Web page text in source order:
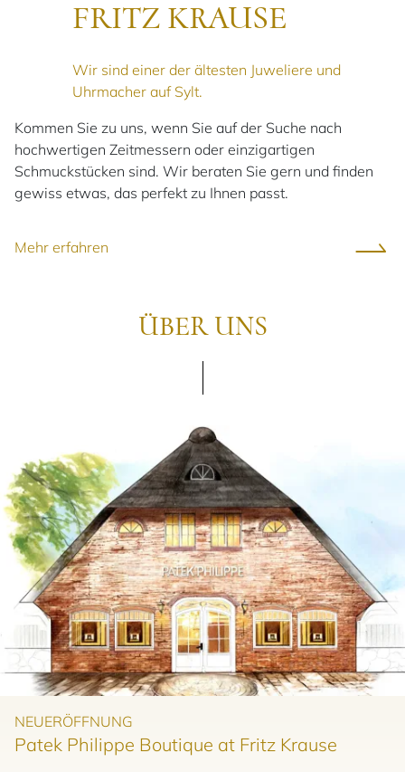
FRITZ KRAUSE
Wir sind einer der ältesten Juweliere und
Uhrmacher auf Sylt.
Kommen Sie zu uns, wenn Sie auf der Suche nach
hochwertigen Zeitmessern oder einzigartigen
Schmuckstücken sind. Wir beraten Sie gern und finden
gewiss etwas, das perfekt zu Ihnen passt.
Mehr erfahren
ÜBER UNS
NEUERÖFFNUNG
Patek Philippe Boutique at Fritz Krause